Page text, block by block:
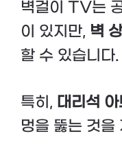
벽걸이 TV는
이 있지만, 벽
할 수 있습니다.
특히, 대리석
멍을 뚫는 것을